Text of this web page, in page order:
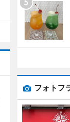
フォトフ